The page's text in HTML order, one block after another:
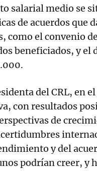
salarial medio se
de acuerdos que
como el convenio
beneficiados, y el
del CRL, en
con resultados
de
y del
podrían creer, y